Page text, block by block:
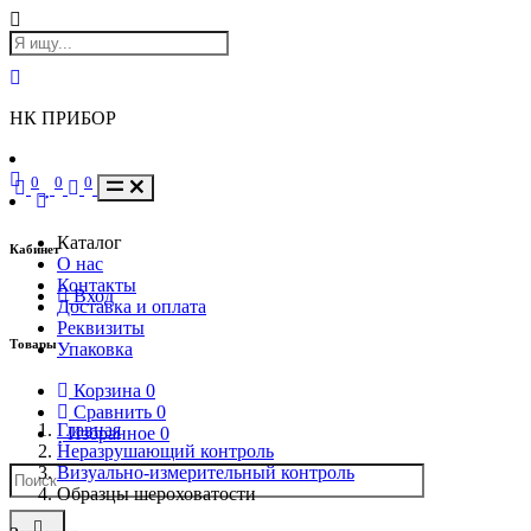
НК ПРИБОР
Кабинет
Вход
Товары
Корзина 0
Сравнить 0
Избранное 0
0 0 0
Каталог
О нас
Контакты
Доставка и оплата
Реквизиты
Упаковка
Главная
Неразрушающий контроль
Визуально-измерительный контроль
Образцы шероховатости